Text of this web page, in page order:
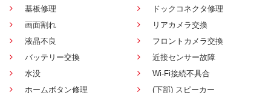
基板修理
画面割れ
液晶不良
バッテリー交換
水没
ホームボタン修理
ドックコネクタ修理
リアカメラ交換
フロントカメラ交換
近接センサー故障
Wi-Fi接続不具合
(下部) スピーカー